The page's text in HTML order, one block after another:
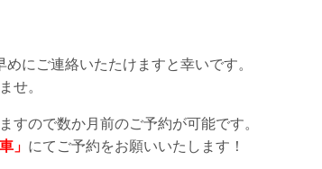
にご連絡いたたけますと幸いです。
せ。
すので数か月前のご予約が可能です。
」 にてご予約をお願いいたします！